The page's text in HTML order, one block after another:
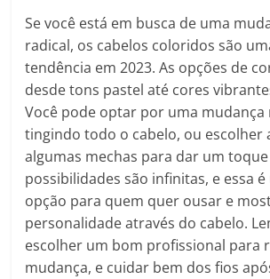
Se você está em busca de uma
radical, os cabelos coloridos são
tendência em 2023. As opções de
desde tons pastel até cores
Você pode optar por uma mudança
tingindo todo o cabelo, ou escolher
algumas mechas para dar um toque
possibilidades são infinitas, e essa
opção para quem quer ousar e
personalidade através do cabelo.
escolher um bom profissional para
mudança, e cuidar bem dos fios